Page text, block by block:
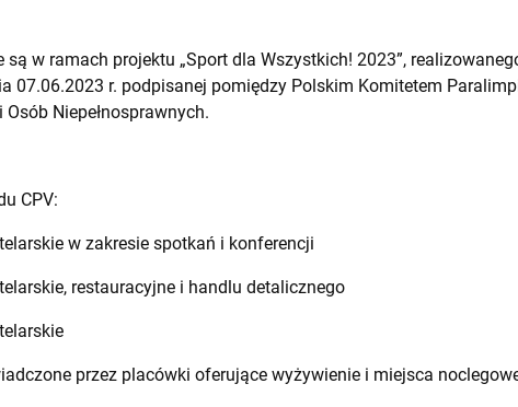
w ramach projektu „Sport dla Wszystkich! 2023”,
07.06.2023 r. podpisanej pomiędzy Polskim Komitetem
Niepełnosprawnych.
CPV:
w zakresie spotkań i konferencji
restauracyjne i handlu detalicznego
przez placówki oferujące wyżywienie i miejsca